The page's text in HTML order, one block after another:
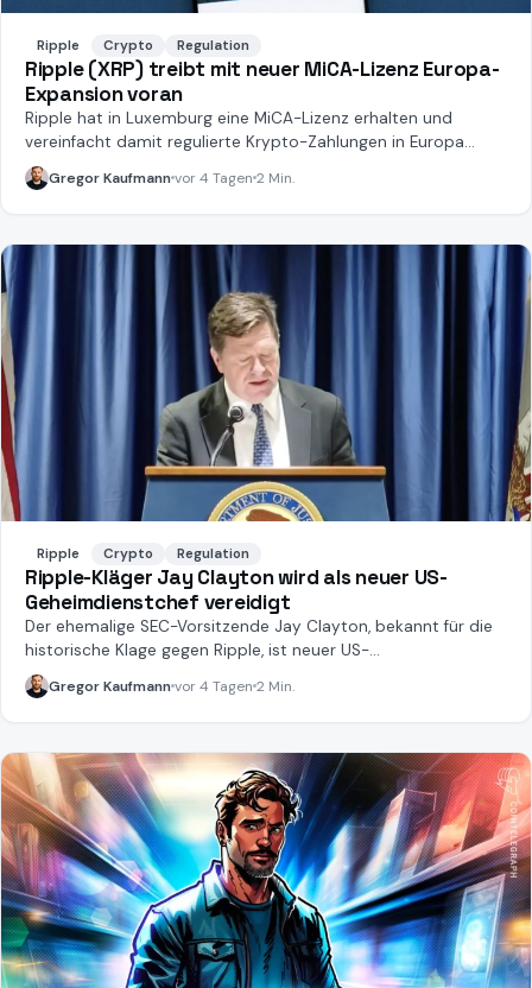
Ripple Crypto Regulation
Ripple (XRP) treibt mit neuer MiCA-Lizenz Europa-
Expansion voran
Ripple hat in Luxemburg eine MiCA-Lizenz erhalten und
vereinfacht damit regulierte Krypto-Zahlungen in Europa
erheblich.
Gregor Kaufmannvor 4 Tagen 2 Min.
Ripple Crypto Regulation
Ripple-Kläger Jay Clayton wird als neuer US-
Geheimdienstchef vereidigt
Der ehemalige SEC-Vorsitzende Jay Clayton, bekannt für die
historische Klage gegen Ripple, ist neuer US-
Geheimdienstkoordinator.
Gregor Kaufmannvor 4 Tagen 2 Min.